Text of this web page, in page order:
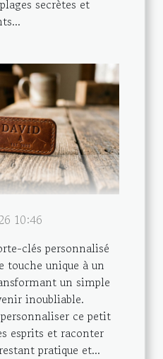
secrètes et
10:46
clés personnalisé
touche unique à un
un simple
inoubliable.
ce petit
esprits et raconter
pratique et...